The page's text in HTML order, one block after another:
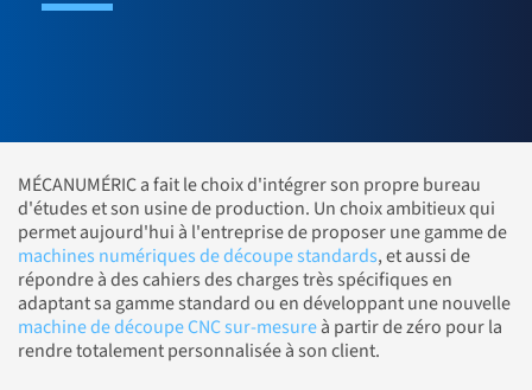
MÉCANUMÉRIC a fait le choix d'intégrer son propre bureau
d'études et son usine de production. Un choix ambitieux qui
permet aujourd'hui à l'entreprise de proposer une gamme de
machines numériques de découpe standards, et aussi de
répondre à des cahiers des charges très spécifiques en
adaptant sa gamme standard ou en développant une nouvelle
machine de découpe CNC sur-mesureà partir de zéro pour la
rendre totalement personnalisée à son client.